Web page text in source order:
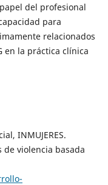
del profesional
para
relacionados
en la práctica clínica
INMUJERES.
de violencia basada